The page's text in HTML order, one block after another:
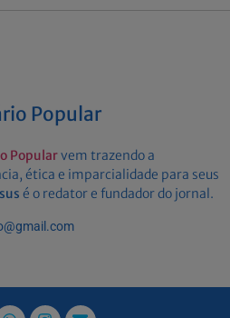
Popular
Popularvem trazendo a
ética e imparcialidade para seus
é o redator e fundador do jornal.